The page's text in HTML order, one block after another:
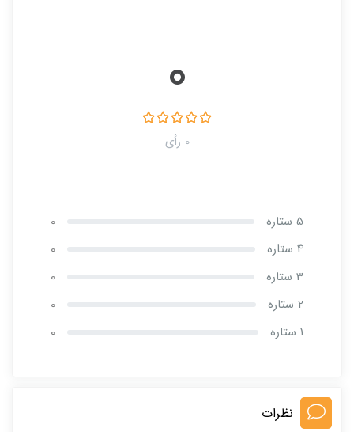
0
0 رأی
5 ستاره
0
4 ستاره
0
3 ستاره
0
2 ستاره
0
1 ستاره
0
نظرات